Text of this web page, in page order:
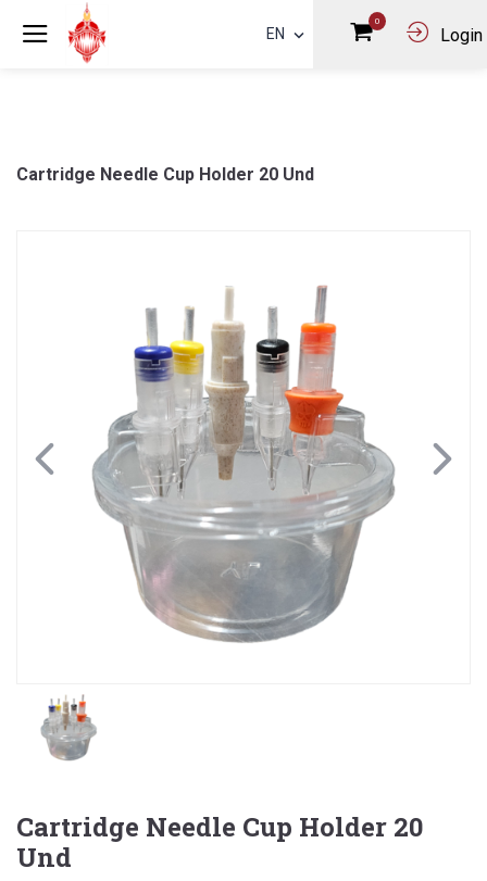
EN
0
Login
Cartridge Needle Cup Holder 20 Und
Cartridge Needle Cup Holder 20
Und